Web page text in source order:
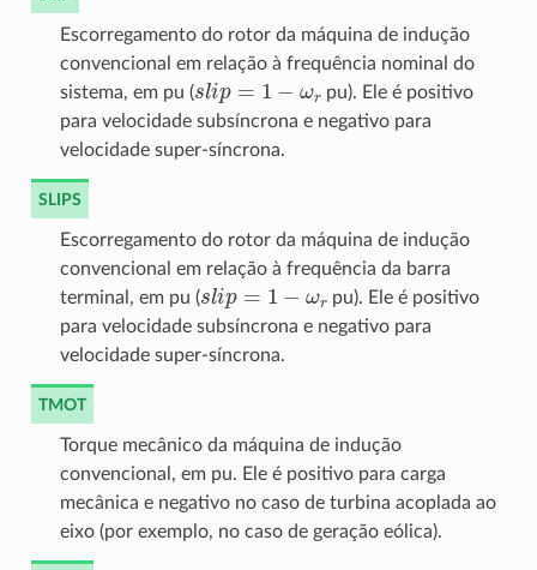
Escorregamento do rotor da máquina de indução
convencional em relação à frequência nominal do
sistema, em pu (s lip −ω
pu). Ele é positivo
para velocidade subsíncrona e negativo para
velocidade super-síncrona.
SLIPS
Escorregamento do rotor da máquina de indução
convencional em relação à frequência da barra
terminal, em pu (s lip −ω
pu). Ele é positivo
para velocidade subsíncrona e negativo para
velocidade super-síncrona.
TMOT
Torque mecânico da máquina de indução
convencional, em pu. Ele é positivo para carga
mecânica e negativo no caso de turbina acoplada ao
eixo (por exemplo, no caso de geração eólica).